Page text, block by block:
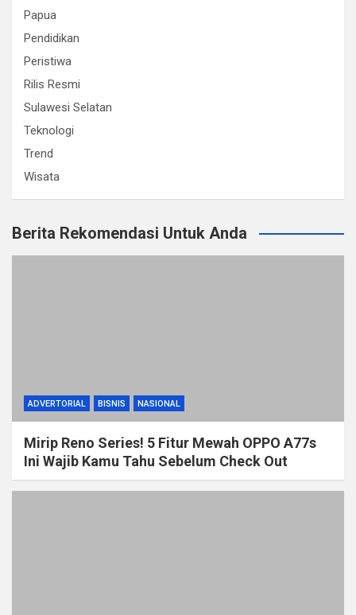
Papua
Pendidikan
Peristiwa
Rilis Resmi
Sulawesi Selatan
Teknologi
Trend
Wisata
Berita Rekomendasi Untuk Anda
ADVERTORIAL BISNIS NASIONAL
Mirip Reno Series! 5 Fitur Mewah OPPO A77s
Ini Wajib Kamu Tahu Sebelum Check Out